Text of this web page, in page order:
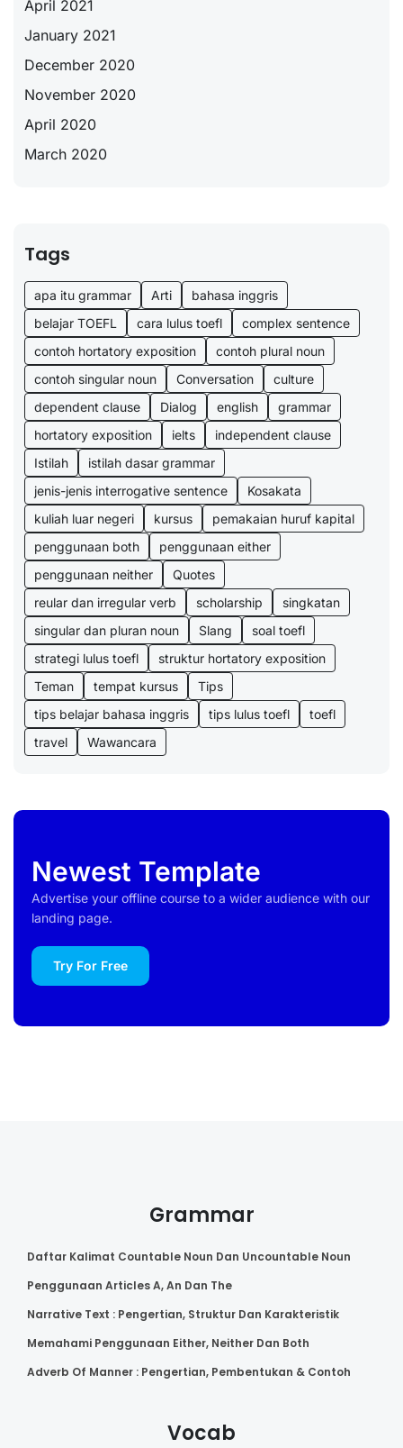
April 2021
January 2021
December 2020
November 2020
April 2020
March 2020
Tags
apa itu grammar Arti
bahasa inggris
belajar TOEFL
cara lulus toefl
complex sentence
contoh hortatory exposition
contoh plural noun
contoh singular noun
Conversation
culture
dependent clause
Dialog english
grammar
hortatory exposition
ielts
independent clause
Istilah
istilah dasar grammar
jenis-jenis interrogative sentence
Kosakata
kuliah luar negeri
kursus
pemakaian huruf kapital
penggunaan both
penggunaan either
penggunaan neither
Quotes
reular dan irregular verb
scholarship
singkatan
singular dan pluran noun
Slang
soal toefl
strategi lulus toefl
struktur hortatory exposition
Teman
tempat kursus
Tips
tips belajar bahasa inggris
tips lulus toefl
toefl
travel
Wawancara
Newest Template
Advertise your offline course to a wider audience with our
landing page.
Try For Free
Grammar
Daftar Kalimat Countable Noun Dan Uncountable Noun
Penggunaan Articles A, An Dan The
Narrative Text : Pengertian, Struktur Dan Karakteristik
Memahami Penggunaan Either, Neither Dan Both
Adverb Of Manner : Pengertian, Pembentukan & Contoh
Vocab